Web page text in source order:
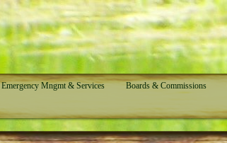
Emergency Mngmt & Services Boards & Commissions